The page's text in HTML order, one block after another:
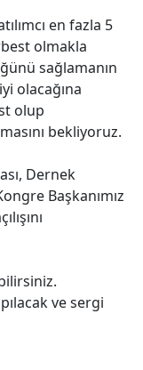
en fazla 5
olmakla
sağlamanın
olacağına
olup
bekliyoruz.
Dernek
Başkanımız
ve sergi